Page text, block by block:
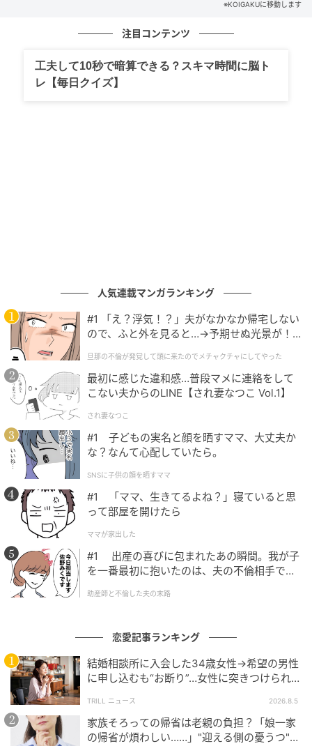
るということです。いつも相手のことを思っている
と、考えや行動がシンクロしてきて、自然とつきあえ
これは会社の社長さんも、おなじようなことを言って
最後の証言にもあるように、両想いになれるか否かは
「縁と運とタイミング」がすべてだったりします。
でも、運を天に任せるのも大切なことかもしれません
が、やるべきことをすべてやって、後悔のない恋愛を
したいですよね。
両想いになりたければ、まずはごはん友だちから始め
てみてはいかがでしょうか。
美味しい食事が、あなたに良縁をもたらしてくれます
ように。
Written by KOIGAKU
実は無理してない？ 相性が悪いカップルの特
徴5つ
の記事をもっとみる
※KOIGAKUに移動します
注目コンテンツ
工夫して10秒で暗算できる？スキマ時間に脳ト
レ【毎日クイズ】
人気連載マンガランキング
#1 「え？浮気！？」夫がなかなか帰宅しない
ので、ふと外を見ると…→予期せぬ光景が！
クチャにしてやった
旦那の不倫が発覚して頭に来たのでメチャクチャにしてやった
最初に感じた違和感…普段マメに連絡をして
こない夫からのLINE【され妻なつこ Vol.1】
され妻なつこ
#1 子どもの実名と顔を晒すママ、大丈夫か
な？なんて心配していたら。
SNSに子供の顔を晒すママ
#1 「ママ、生きてるよね？」寝ていると思
って部屋を開けたら
ママが家出した
#1 出産の喜びに包まれたあの瞬間。我が子
を一番最初に抱いたのは、夫の不倫相手でし
助産師と不倫した夫の末路
恋愛記事ランキング
結婚相談所に入会した34歳女性→希望の男性
に申し込むも“お断り”…女性に突きつけられた
TRILL ニュース 2026.8.5
家族そろっての帰省は老親の負担？「娘一家
の帰省が煩わしい……」"迎える側の憂うつ"の